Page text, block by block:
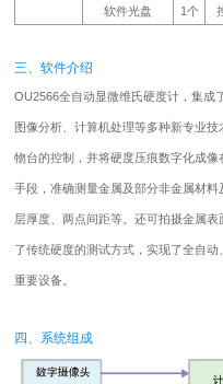
软件光盘
1个
三、软件介绍
OU2566全自动显微维氏硬度计，集成
图像分析、计算机处理等多种新专业
物台的控制，并将硬度压痕数字化成
手段，准确测量金属及部分非金属材
层厚度、两点间距等。还可拍摄金属
了传统硬度的测试方式，实现了全自
重要设备。
四、系统组成